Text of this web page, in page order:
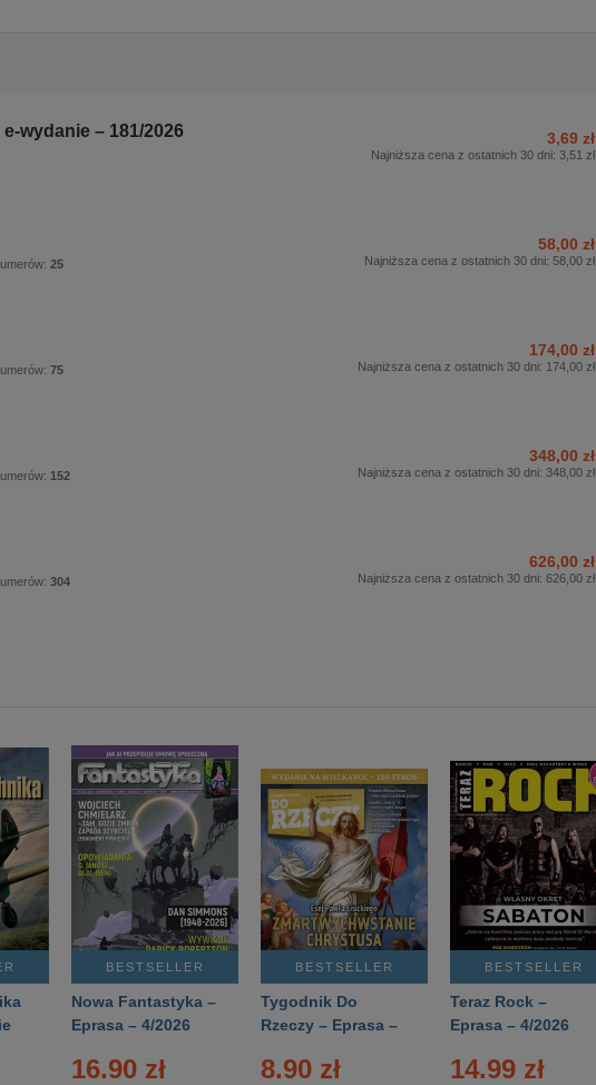
wydanie – 181/2026 3,69 zł
Najniższa cena z ostatnich 30 dni: 3,51 zł
25
58,00 zł
Najniższa cena z ostatnich 30 dni: 58,00 zł
75
174,00 zł
Najniższa cena z ostatnich 30 dni: 174,00 zł
152
348,00 zł
Najniższa cena z ostatnich 30 dni: 348,00 zł
304
626,00 zł
Najniższa cena z ostatnich 30 dni: 626,00 zł
BESTSELLER
Nowa Fantastyka –
Eprasa – 4/2026
16.90 zł
BESTSELLER
Tygodnik Do
Rzeczy – Eprasa –
8.90 zł
BESTSELLER
Teraz Rock –
Eprasa – 4/2026
14.99 zł